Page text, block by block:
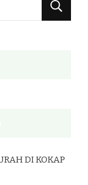
DI KOKAP